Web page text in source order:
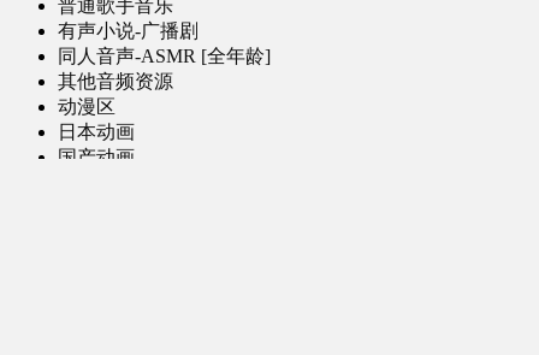
普通歌手音乐
有声小说-广播剧
同人音声-ASMR [全年龄]
其他音频资源
动漫区
日本动画
国产动画